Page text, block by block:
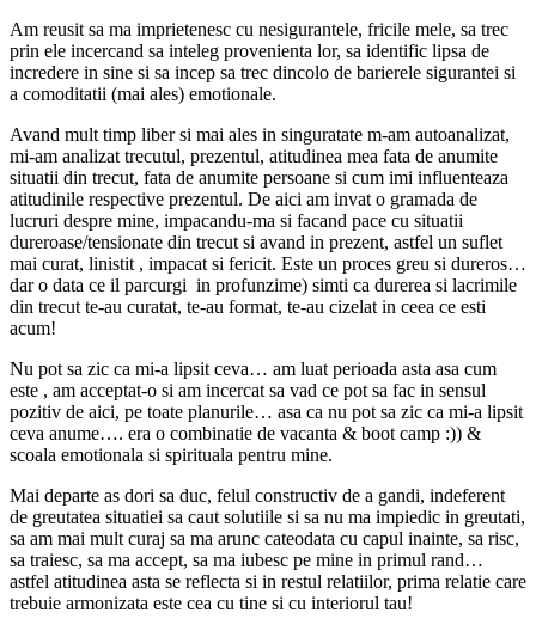
Am reusit sa ma imprietenesc cu nesigurantele, fricile mele, sa trec
prin ele incercand sa inteleg provenienta lor, sa identific lipsa de
incredere in sine si sa incep sa trec dincolo de barierele sigurantei si
a comoditatii (mai ales) emotionale.
Avand mult timp liber si mai ales in singuratate m-am autoanalizat,
mi-am analizat trecutul, prezentul, atitudinea mea fata de anumite
situatii din trecut, fata de anumite persoane si cum imi influenteaza
atitudinile respective prezentul. De aici am invat o gramada de
lucruri despre mine, impacandu-ma si facand pace cu situatii
dureroase/tensionate din trecut si avand in prezent, astfel un suflet
mai curat, linistit , impacat si fericit. Este un proces greu si dureros…
dar o data ce il parcurgi in profunzime) simti ca durerea si lacrimile
din trecut te-au curatat, te-au format, te-au cizelat in ceea ce esti
acum!
Nu pot sa zic ca mi-a lipsit ceva… am luat perioada asta asa cum
este , am acceptat-o si am incercat sa vad ce pot sa fac in sensul
pozitiv de aici, pe toate planurile… asa ca nu pot sa zic ca mi-a lipsit
ceva anume…. era o combinatie de vacanta & boot camp :)) &
scoala emotionala si spirituala pentru mine.
Mai departe as dori sa duc, felul constructiv de a gandi, indeferent
de greutatea situatiei sa caut solutiile si sa nu ma impiedic in greutati,
sa am mai mult curaj sa ma arunc cateodata cu capul inainte, sa risc,
sa traiesc, sa ma accept, sa ma iubesc pe mine in primul rand…
astfel atitudinea asta se reflecta si in restul relatiilor, prima relatie care
trebuie armonizata este cea cu tine si cu interiorul tau!